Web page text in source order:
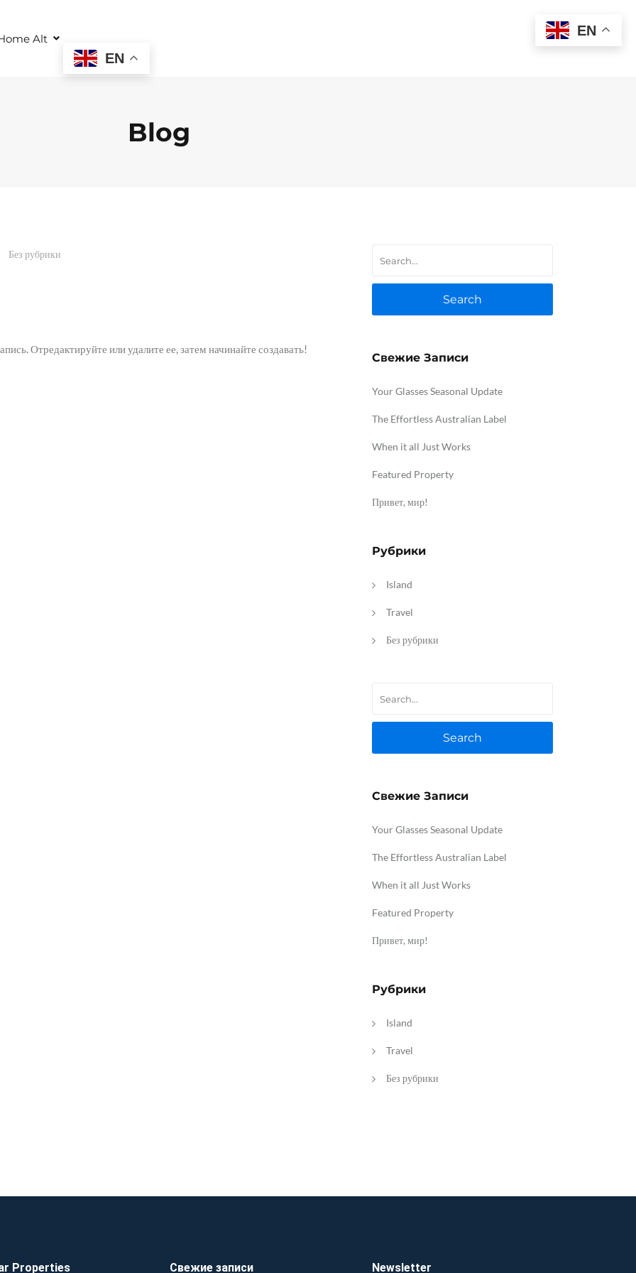
Alt
EN
Blog
Без рубрики
Отредактируйте или удалите ее, затем начинайте создавать!
Search
Свежие Записи
Your Glasses Seasonal Update
The Effortless Australian Label
When it all Just Works
Featured Property
Привет, мир!
Рубрики
Island
Travel
Без рубрики
Search
Свежие Записи
Your Glasses Seasonal Update
The Effortless Australian Label
When it all Just Works
Featured Property
Привет, мир!
Рубрики
Island
Travel
Без рубрики
Properties Свежие записи Newsletter
EN